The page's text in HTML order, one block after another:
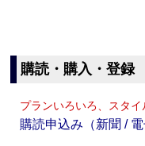
購読・購入・登録
プランいろいろ、スタ
購読申込み（新聞 / 電